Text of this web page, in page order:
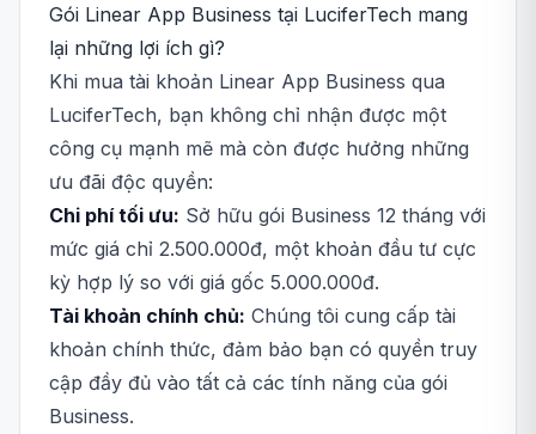
Gói Linear App Business tại LuciferTech mang
lại những lợi ích gì?
Khi mua tài khoản Linear App Business qua
LuciferTech, bạn không chỉ nhận được một
công cụ mạnh mẽ mà còn được hưởng những
ưu đãi độc quyền:
Chi phí tối ưu: Sở hữu gói Business 12 tháng với
mức giá chỉ 2.500.000đ, một khoản đầu tư cực
kỳ hợp lý so với giá gốc 5.000.000đ.
Tài khoản chính chủ: Chúng tôi cung cấp tài
khoản chính thức, đảm bảo bạn có quyền truy
cập đầy đủ vào tất cả các tính năng của gói
Business.